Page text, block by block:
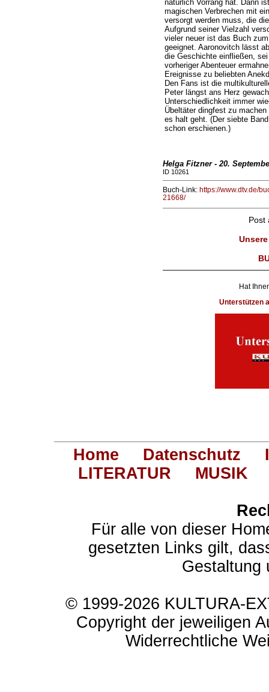
natürlich Vorrang hat. Dann
magischen Verbrechen mit
versorgt werden muss, die
Aufgrund seiner Vielzahl
vieler neuer ist das Buch
geeignet. Aaronovitch lässt
die Geschichte einfließen,
vorheriger Abenteuer
Ereignisse zu beliebten
Den Fans ist die
Peter längst ans Herz
Unterschiedlichkeit immer
Übeltäter dingfest zu
es halt geht. (Der siebte
schon erschienen.)
Helga Fitzner - 20.
ID 10261
Buch-Link: https://www.dtv.de/
21668/
Post
Hat
Unterstützen
Home Datenschutz
LITERATUR
MUSIK
Für alle von dieser
gesetzten Links gilt,
Gestaltung
© 1999-2026 KULTURA-
Copyright der jeweiligen
Widerrechtliche